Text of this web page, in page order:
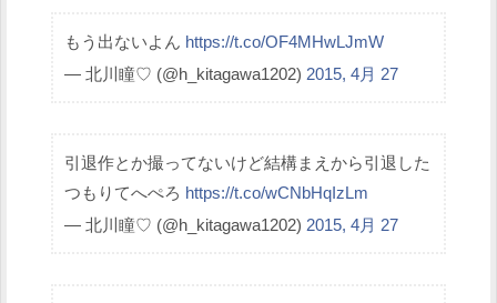
もう出ないよん https://t.co/OF4MHwLJmW
— 北川瞳♡ (@h_kitagawa1202) 2015, 4月 27
引退作とか撮ってないけど結構まえから引退した
つもりてへぺろ https://t.co/wCNbHqIzLm
— 北川瞳♡ (@h_kitagawa1202) 2015, 4月 27